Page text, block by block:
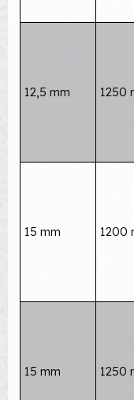
12,5 mm 1250
15 mm 1200
15 mm 1250